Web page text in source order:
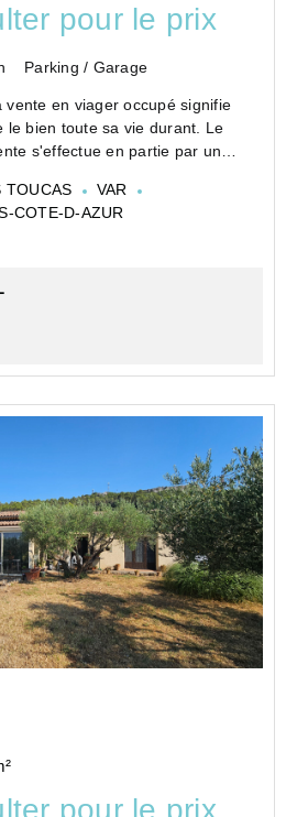
pour le prix
Parking / Garage
vente en viager occupé signifie
le bien toute sa vie durant. Le
s'effectue en partie par un
calme, s...
TOUCAS
VAR
COTE-D-AZUR